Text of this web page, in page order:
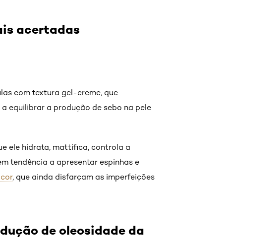
acertadas
com textura gel-creme, que
equilibrar a produção de sebo na pele
ele hidrata, mattifica, controla a
tendência a apresentar espinhas e
, que ainda disfarçam as imperfeições
de oleosidade da